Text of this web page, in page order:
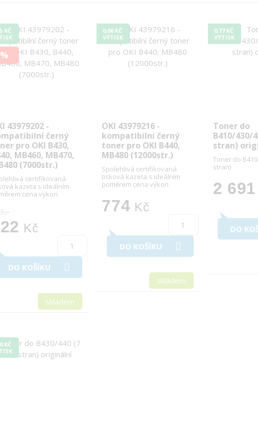
KČ
43979202 -
černý
pro OKI B430,
MB460, MB470,
(7000str.)
certifikovaná
kazeta s ideálním
cena výkon
Kč
DO KOŠÍKU
skladem
0,06 KČ
VÝTISK
OKI 43979216 -
kompatibilní černý
toner pro OKI B440,
MB480 (12000str.)
Spolehlivá certifikovaná
tisková kazeta s ideálním
poměrem cena výkon
774 Kč
DO KOŠÍKU
skladem
0,77 KČ
VÝTISK
Toner do
B410/430/
stran)
Toner do
stran)
2 691
DO
KČ